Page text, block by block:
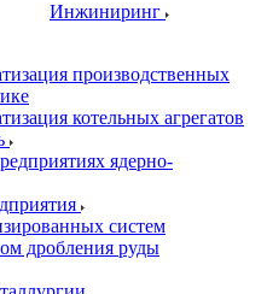
Инжиниринг
производственных
котельных агрегатов
ядерно-
систем
дробления руды